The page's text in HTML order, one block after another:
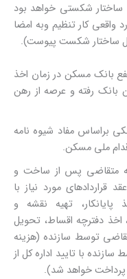
ساختار شکستی خواهد بود
واقعی کار تنظیم وبه امضا
ساختار شکست پیوست).
بانک مسکن در زمان اخذ
رفته و عرصه از رهن
براساس مفاد شیوه نامه
ملی مسکن.
به متقاضی پس از ساخت و
قراردادهای مورد نیاز با
تهیه نقشه و
دفترچه اقساط، تحویل
توسط سازنده (هزینه
با تایید اداره کل از
خواهد شد).